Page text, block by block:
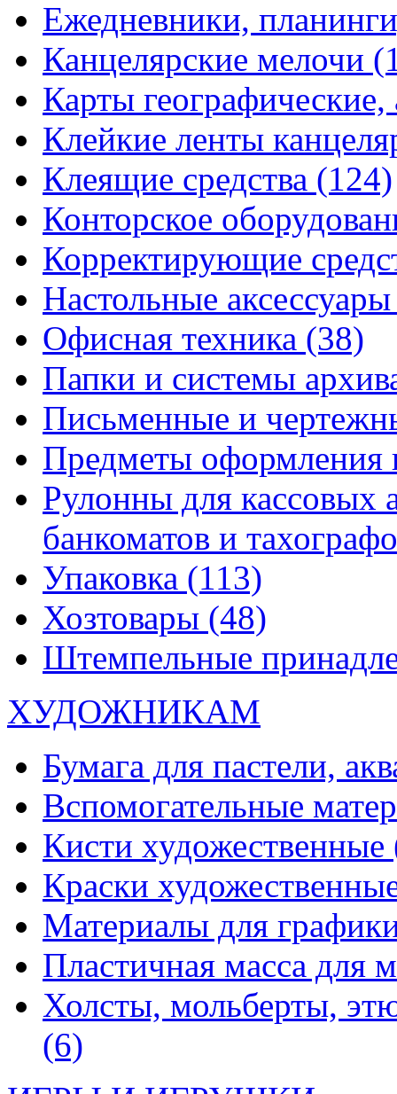
Ежедневники,
Канцелярские мелочи
Карты
Клейкие ленты
Клеящие средства (124)
Конторское
Корректирующие
Настольные
Офисная техника (38)
Папки и системы
Письменные и
Предметы оформления
Рулонны для кассовых
банкоматов и
Упаковка (113)
Хозтовары (48)
Штемпельные
ХУДОЖНИКАМ
Бумага для пастели,
Вспомогательные
Кисти художественные
Краски
Материалы для
Пластичная масса для
Холсты, мольберты,
(6)